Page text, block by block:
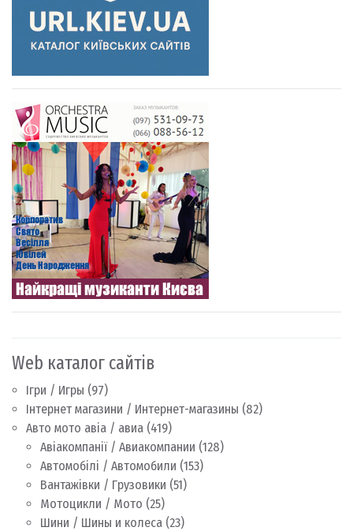
Web каталог сайтів
Ігри / Игры (97)
Інтернет магазини / Интернет-магазины (82)
Авто мото авіа / авиа (419)
Авіакомпанії / Авиакомпании (128)
Автомобілі / Автомобили (153)
Вантажівки / Грузовики (51)
Мотоцикли / Мото (25)
Шини / Шины и колеса (23)